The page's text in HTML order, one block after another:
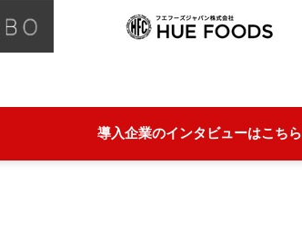
導入企業のインタビューはこちら